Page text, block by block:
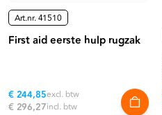
Art.nr.41510
First aid eerste hulp rugzak
€ 244,85excl. btw
€ 296,27incl. btw